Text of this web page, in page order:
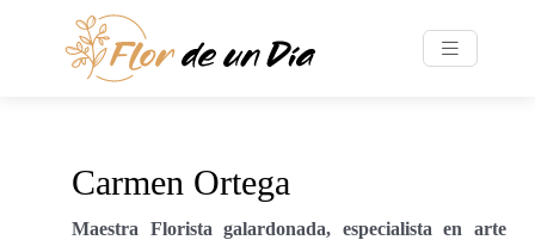
Carmen Ortega
Maestra Florista galardonada, especialista en arte